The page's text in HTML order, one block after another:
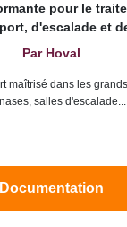
pour le
d'escalade et
Par Hoval
maîtrisé dans les
salles d'escalade...
Documentation